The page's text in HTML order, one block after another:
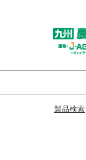
ッ
プ
進
む
製品検索